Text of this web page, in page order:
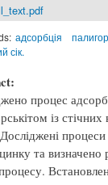
адсорбція
сік.
процес
із
та визначено